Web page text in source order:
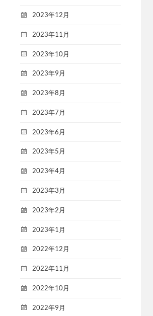
2023年12月
2023年11月
2023年10月
2023年9月
2023年8月
2023年7月
2023年6月
2023年5月
2023年4月
2023年3月
2023年2月
2023年1月
2022年12月
2022年11月
2022年10月
2022年9月